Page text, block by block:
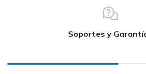
Soportes y